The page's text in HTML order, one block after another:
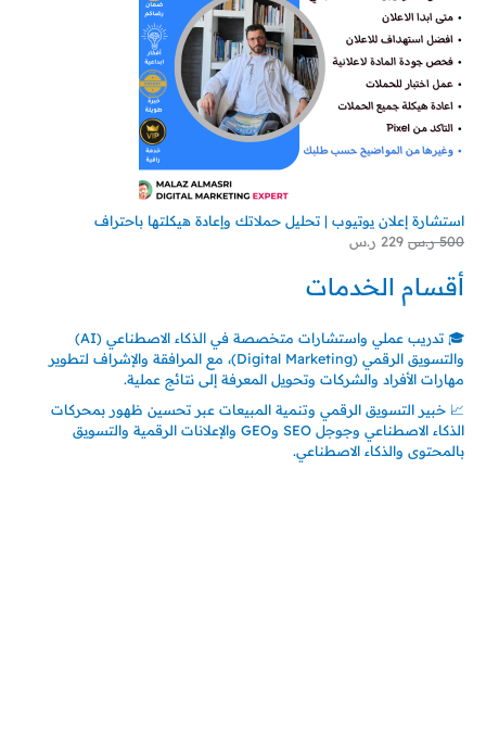
استشارة إعلان يوتيوب | تحليل حملاتك وإعادة هيكلتها باحتراف
500 ر.س 229 ر.س
أقسام الخدمات
🎓 تدريب عملي واستشارات متخصصة في الذكاء الاصطناعي (AI)
والتسويق الرقمي (Digital Marketing)، مع المرافقة والإشراف لتطوير
مهارات الأفراد والشركات وتحويل المعرفة إلى نتائج عملية.
📈 خبير التسويق الرقمي وتنمية المبيعات عبر تحسين ظهور بمحركات
الذكاء الاصطناعي وجوجل SEO وGEO والإعلانات الرقمية والتسويق
بالمحتوى والذكاء الاصطناعي.